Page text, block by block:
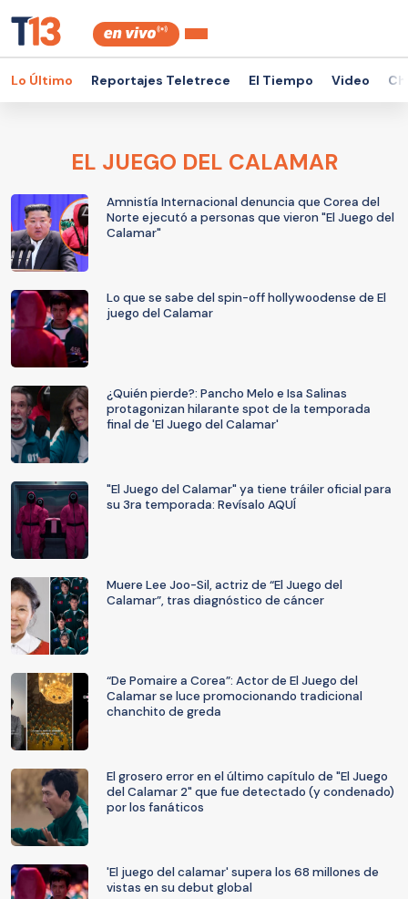
Lo Último Reportajes Teletrece El Tiempo Video
EL JUEGO DEL CALAMAR
Amnistía Internacional denuncia que Corea del
Norte ejecutó a personas que vieron "El Juego del
Calamar"
Lo que se sabe del spin-off hollywoodense de El
juego del Calamar
¿Quién pierde?: Pancho Melo e Isa Salinas
protagonizan hilarante spot de la temporada
final de 'El Juego del Calamar'
"El Juego del Calamar" ya tiene tráiler oficial para
su 3ra temporada: Revísalo AQUÍ
Muere Lee Joo-Sil, actriz de “El Juego del
Calamar”, tras diagnóstico de cáncer
“De Pomaire a Corea”: Actor de El Juego del
Calamar se luce promocionando tradicional
chanchito de greda
El grosero error en el último capítulo de "El Juego
del Calamar 2" que fue detectado (y condenado)
por los fanáticos
'El juego del calamar' supera los 68 millones de
vistas en su debut global